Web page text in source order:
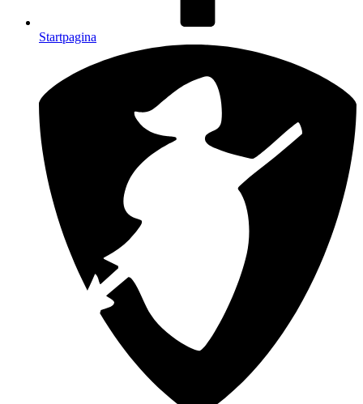
Startpagina